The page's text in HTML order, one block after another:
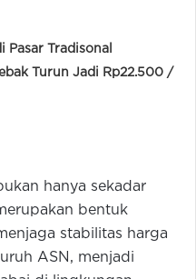
Pasar Tradisonal
Turun Jadi Rp22.500 /
hanya sekadar
bentuk
stabilitas harga
ASN, menjadi